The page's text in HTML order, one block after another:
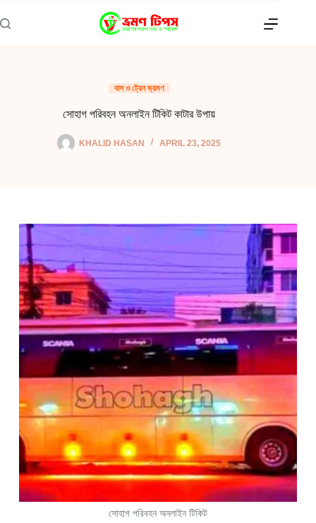
to
content
বাস ও ট্রেন ভ্রমণ
সোহাগ পরিবহন অনলাইন টিকিট কাটার উপায়
KHALID HASAN APRIL 23, 2025
সোহাগ পরিবহন অনলাইন টিকিট